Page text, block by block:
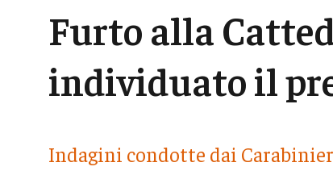
Furto alla
individuato il
Indagini condotte dai